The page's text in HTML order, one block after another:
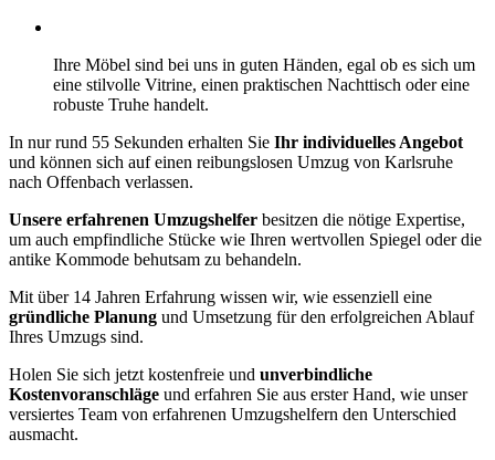
Ihre Möbel sind bei uns in guten Händen, egal ob es sich um
eine stilvolle Vitrine, einen praktischen Nachttisch oder eine
robuste Truhe handelt.
In nur rund 55 Sekunden erhalten Sie Ihr individuelles Angebot
und können sich auf einen reibungslosen Umzug von Karlsruhe
nach Offenbach verlassen.
Unsere erfahrenen Umzugshelfer besitzen die nötige Expertise,
um auch empfindliche Stücke wie Ihren wertvollen Spiegel oder die
antike Kommode behutsam zu behandeln.
Mit über 14 Jahren Erfahrung wissen wir, wie essenziell eine
gründliche Planung und Umsetzung für den erfolgreichen Ablauf
Ihres Umzugs sind.
Holen Sie sich jetzt kostenfreie und unverbindliche
Kostenvoranschläge und erfahren Sie aus erster Hand, wie unser
versiertes Team von erfahrenen Umzugshelfern den Unterschied
ausmacht.